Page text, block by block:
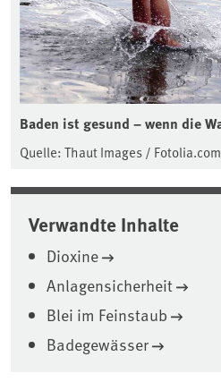
Baden ist gesund – wenn die
Quelle: Thaut Images / Fotolia.com
Verwandte Inhalte
Dioxine
Anlagensicherheit
Blei im Feinstaub
Badegewässer